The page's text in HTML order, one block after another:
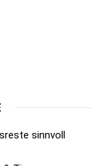
sinnvoll